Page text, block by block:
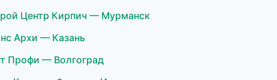
Центр Кирпич — Мурманск
Архи — Казань
Профи — Волгоград